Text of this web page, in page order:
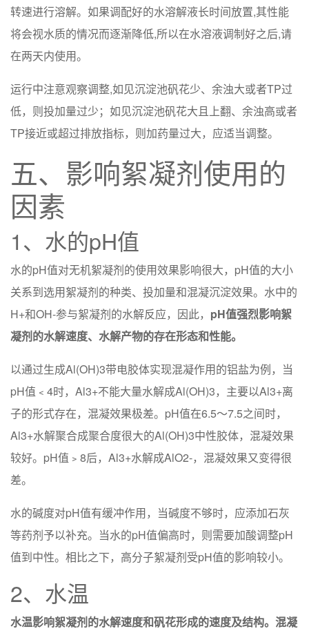
转速进行溶解。如果调配好的水溶解液长时间放置,其性能
将会视水质的情况而逐渐降低,所以在水溶液调制好之后,请
在两天内使用。
运行中注意观察调整,如见沉淀池矾花少、余浊大或者TP过
低，则投加量过少；如见沉淀池矾花大且上翻、余浊高或者
TP接近或超过排放指标，则加药量过大，应适当调整。
五、影响絮凝剂使用的
因素
1、水的pH值
水的pH值对无机絮凝剂的使用效果影响很大，pH值的大小
关系到选用絮凝剂的种类、投加量和混凝沉淀效果。水中的
H+和OH-参与絮凝剂的水解反应，因此， pH值强烈影响絮
凝剂的水解速度、水解产物的存在形态和性能。
以通过生成Al(OH)3带电胶体实现混凝作用的铝盐为例，当
pH值﹤4时，Al3+不能大量水解成Al(OH)3，主要以Al3+离
子的形式存在，混凝效果极差。pH值在6.5～7.5之间时，
Al3+水解聚合成聚合度很大的Al(OH)3中性胶体，混凝效果
较好。pH值﹥8后，Al3+水解成AlO2-，混凝效果又变得很
差。
水的碱度对pH值有缓冲作用，当碱度不够时，应添加石灰
等药剂予以补充。当水的pH值偏高时，则需要加酸调整pH
值到中性。相比之下，高分子絮凝剂受pH值的影响较小。
2、水温
水温影响絮凝剂的水解速度和矾花形成的速度及结构。混凝